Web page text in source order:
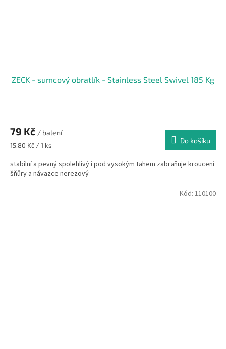
ZECK - sumcový obratlík - Stainless Steel Swivel 185 Kg
79 Kč / balení
Měrná
15,80 Kč / 1 ks
Do košíku
stabilní a pevný spolehlivý i pod vysokým tahem zabraňuje kroucení
šňůry a návazce nerezový
Kód: 110100